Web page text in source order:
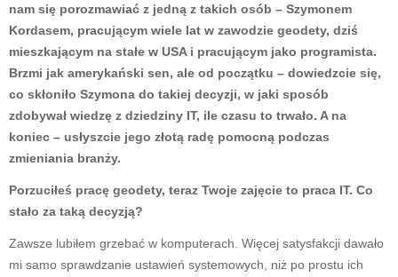
nam się porozmawiać z jedną z takich osób – Szymonem
Kordasem, pracującym wiele lat w zawodzie geodety, dziś
mieszkającym na stałe w USA i pracującym jako programista.
Brzmi jak amerykański sen, ale od początku – dowiedzcie się,
co skłoniło Szymona do takiej decyzji, w jaki sposób
zdobywał wiedzę z dziedziny IT, ile czasu to trwało. A na
koniec – usłyszcie jego złotą radę pomocną podczas
zmieniania branży.
Porzuciłeś pracę geodety, teraz Twoje zajęcie to praca IT. Co
stało za taką decyzją?
Zawsze lubiłem grzebać w komputerach. Więcej satysfakcji dawało
mi samo sprawdzanie ustawień systemowych, niż po prostu ich